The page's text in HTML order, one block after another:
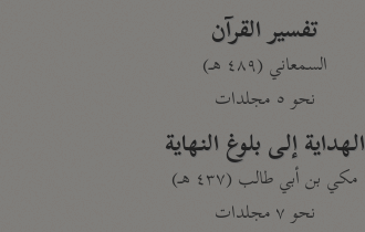
تفسير القرآن
السمعاني (٤٨٩ هـ)
نحو ٥ مجلدات
الهداية إلى بلوغ النهاية
مكي بن أبي طالب (٤٣٧ هـ)
نحو ٧ مجلدات